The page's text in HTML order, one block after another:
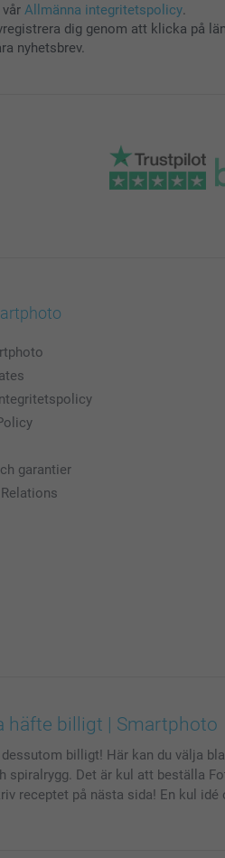
Allmänna integritetspolicy.
dig genom att klicka på
nyhetsbrev.
garantier
häfte billigt | Smartphoto
billigt! Här kan du välja
Det är kul att beställa
på nästa sida! En kul